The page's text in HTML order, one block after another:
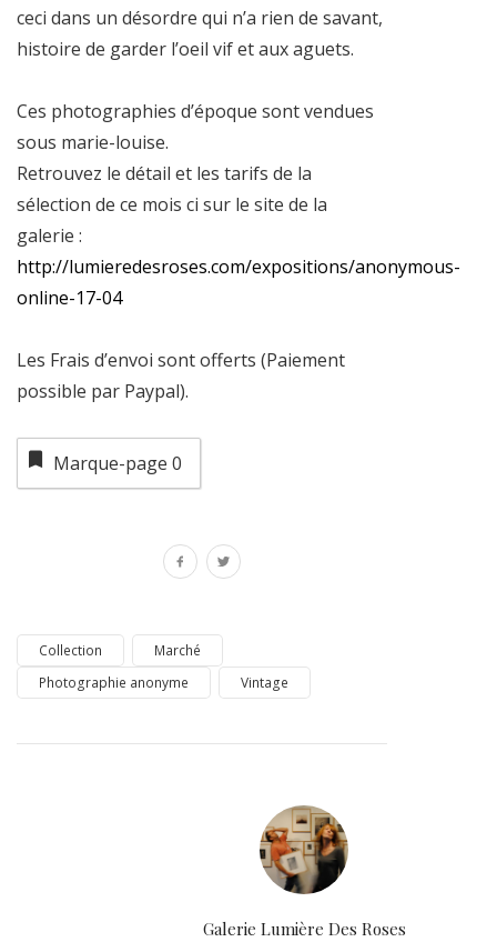
ceci dans un désordre qui n’a rien de savant,
histoire de garder l’oeil vif et aux aguets.
Ces photographies d’époque sont vendues
sous marie-louise.
Retrouvez le détail et les tarifs de la
sélection de ce mois ci sur le site de la
galerie :
http://lumieredesroses.com/expositions/anonymous-
online-17-04
Les Frais d’envoi sont offerts (Paiement
possible par Paypal).
Marque-page 0
Collection
Marché
Photographie anonyme
Vintage
Galerie Lumière Des Roses